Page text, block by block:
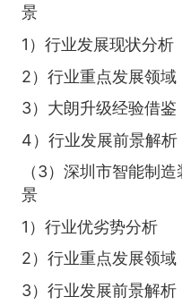
景
1）行业发展现状分析
2）行业重点发展领域
3）大朗升级经验借鉴
4）行业发展前景解析
（3）深圳市智能制
景
1）行业优劣势分析
2）行业重点发展领域
3）行业发展前景解析